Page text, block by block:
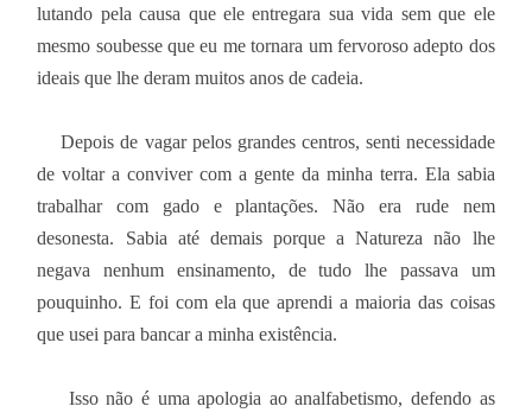
lutando pela causa que ele entregara sua vida sem que ele
mesmo soubesse que eu me tornara um fervoroso adepto dos
ideais que lhe deram muitos anos de cadeia.
Depois de vagar pelos grandes centros, senti necessidade
de voltar a conviver com a gente da minha terra. Ela sabia
trabalhar com gado e plantações. Não era rude nem
desonesta. Sabia até demais porque a Natureza não lhe
negava nenhum ensinamento, de tudo lhe passava um
pouquinho. E foi com ela que aprendi a maioria das coisas
que usei para bancar a minha existência.
Isso não é uma apologia ao analfabetismo, defendo as